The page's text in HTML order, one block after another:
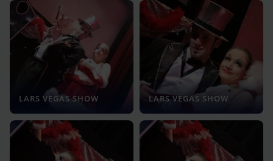
LARS VEGAS SHOW LARS VEGAS SHOW